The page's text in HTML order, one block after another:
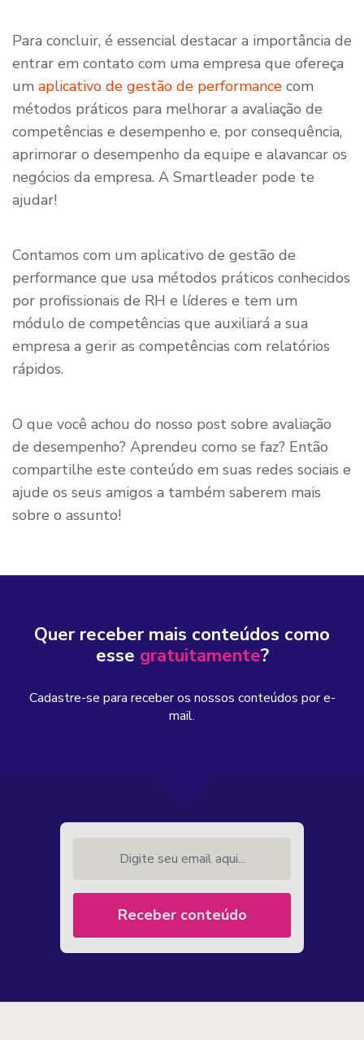
Para concluir, é essencial destacar a importância de
entrar em contato com uma empresa que ofereça
um aplicativo de gestão de performance com
métodos práticos para melhorar a avaliação de
competências e desempenho e, por consequência,
aprimorar o desempenho da equipe e alavancar os
negócios da empresa. A Smartleader pode te
ajudar!
Contamos com um aplicativo de gestão de
performance que usa métodos práticos conhecidos
por profissionais de RH e líderes e tem um
módulo de competências que auxiliará a sua
empresa a gerir as competências com relatórios
rápidos.
O que você achou do nosso post sobre avaliação
de desempenho? Aprendeu como se faz? Então
compartilhe este conteúdo em suas redes sociais e
ajude os seus amigos a também saberem mais
sobre o assunto!
Quer receber mais conteúdos como
esse gratuitamente?
Cadastre-se para receber os nossos conteúdos por e-
mail.
Receber conteúdo